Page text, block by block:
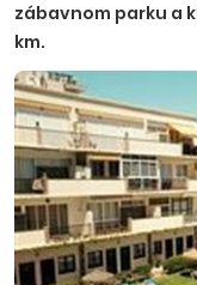
zábavnom parku a
km.